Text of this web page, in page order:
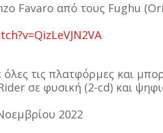
Favaro από τους Fughu
τις πλατφόρμες και
σε φυσική (2-cd) και
2022